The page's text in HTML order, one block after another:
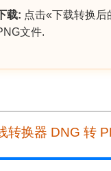
载: 点击«下载转换后
文件.
转换器 DNG 转